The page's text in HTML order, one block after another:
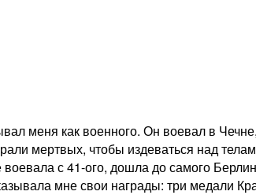
меня как военного. Он воевал в
мертвых, чтобы издеваться над
с 41-ого, дошла до самого
мне свои награды: три медали